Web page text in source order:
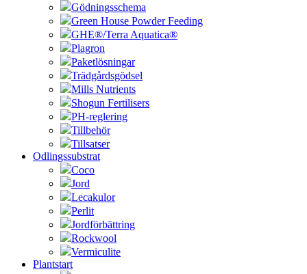
Gödningsschema
Green House Powder Feeding
GHE®/Terra Aquatica®
Plagron
Paketlösningar
Trädgårdsgödsel
Mills Nutrients
Shogun Fertilisers
PH-reglering
Tillbehör
Tillsatser
Odlingssubstrat
Coco
Jord
Lecakulor
Perlit
Jordförbättring
Rockwool
Vermiculite
Plantstart